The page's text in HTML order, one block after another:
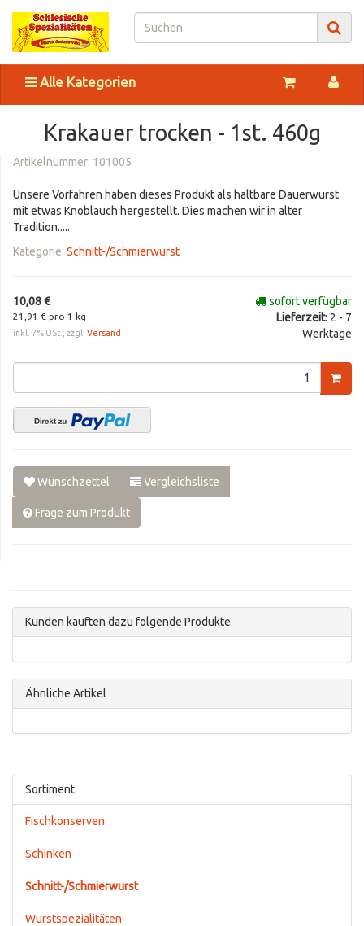
Alle Kategorien
Krakauer trocken - 1st. 460g
Artikelnummer: 101005
Unsere Vorfahren haben dieses Produkt als haltbare Dauerwurst
mit etwas Knoblauch hergestellt. Dies machen wir in alter
Tradition.....
Kategorie: Schnitt-/Schmierwurst
10,08 €
21,91 € pro 1 kg
inkl. 7% USt., zzgl. Versand
sofort verfügbar
Lieferzeit: 2 - 7
Werktage
Wunschzettel Vergleichsliste
Frage zum Produkt
Kunden kauften dazu folgende Produkte
Ähnliche Artikel
Sortiment
Fischkonserven
Schinken
Schnitt-/Schmierwurst
Wurstspezialitäten